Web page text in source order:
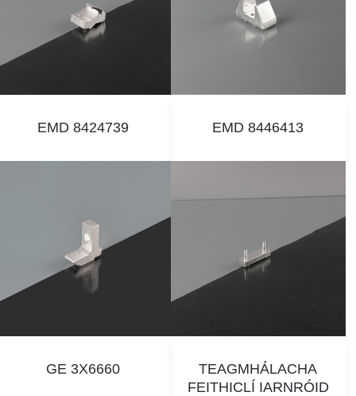
EMD 8424739 EMD 8446413
GE 3X6660
TEAGMHÁLACHA
FEITHICLÍ IARNRÓID